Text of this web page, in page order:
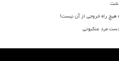
راه خروجی از آن نیست!
مرد عنکبوتی